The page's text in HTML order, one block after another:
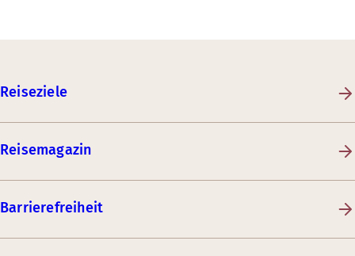
Reiseziele
Reisemagazin
Barrierefreiheit